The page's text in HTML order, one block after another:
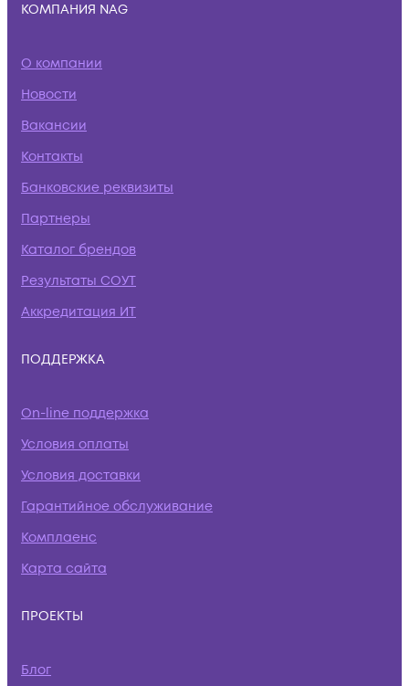
КОМПАНИЯ NAG
О компании
Новости
Вакансии
Контакты
Банковские реквизиты
Партнеры
Каталог брендов
Результаты СОУТ
Аккредитация ИТ
ПОДДЕРЖКА
On-line поддержка
Условия оплаты
Условия доставки
Гарантийное обслуживание
Комплаенс
Карта сайта
ПРОЕКТЫ
Блог